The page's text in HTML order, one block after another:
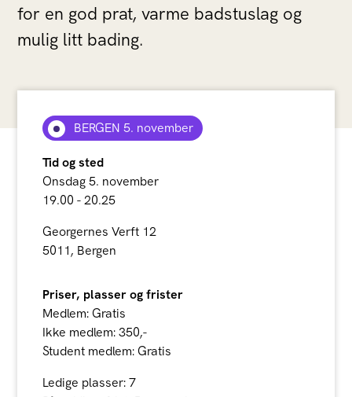
for en god prat, varme badstuslag og
mulig litt bading.
BERGEN 5. november
Tid og sted
Onsdag 5. november
19.00 - 20.25
Georgernes Verft 12
5011, Bergen
Priser, plasser og frister
Medlem: Gratis
Ikke medlem: 350,-
Student medlem: Gratis
Ledige plasser: 7